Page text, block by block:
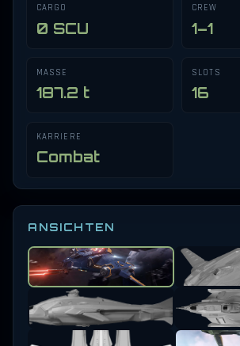
CARGO
0 SCU
CREW
1–1
MASSE
187.2 t
SLOTS
16
KARRIERE
Combat
ANSICHTEN